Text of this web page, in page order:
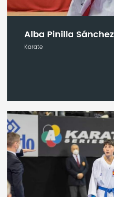
Alba Pinilla Sánchez
Karate